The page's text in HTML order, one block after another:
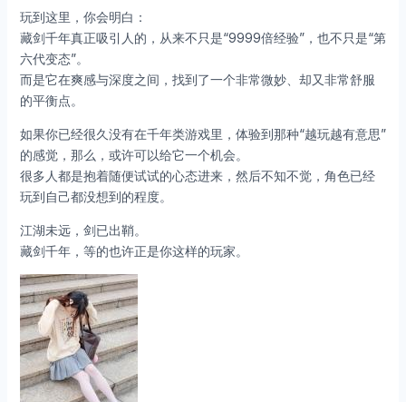
玩到这里，你会明白：
藏剑千年真正吸引人的，从来不只是“9999倍经验”，也不只是“第
六代变态”。
而是它在爽感与深度之间，找到了一个非常微妙、却又非常舒服
的平衡点。
如果你已经很久没有在千年类游戏里，体验到那种“越玩越有意思”
的感觉，那么，或许可以给它一个机会。
很多人都是抱着随便试试的心态进来，然后不知不觉，角色已经
玩到自己都没想到的程度。
江湖未远，剑已出鞘。
藏剑千年，等的也许正是你这样的玩家。